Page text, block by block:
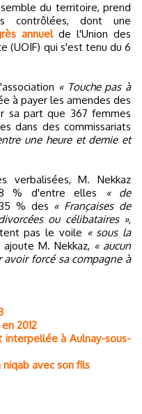
du territoire, prend
contrôlées, dont une
annuelde l'Union des
(UOIF) qui s'est tenu du 6
« Touche pas à
à payer les amendes des
sa part que 367 femmes
dans des commissariats
une heure et demie et
verbalisées, M. Nekkaz
% d'entre elles
« de
% des « Françaises de
ou célibataires »,
pas le voile « sous la
ajoute M. Nekkaz, « aucun
avoir forcé sa compagne à
2012
à Aulnay-sous-
avec son fils